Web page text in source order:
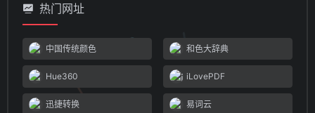
热门网址
中国传统颜色 和色大辞典
Hue360 iLovePDF
迅捷转换 易词云